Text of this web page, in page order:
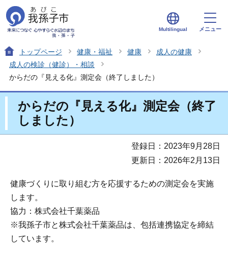
Multilingual メニュー
トップページ 健康・福祉 健康
成人の健康
成人の検診（健診）・相談
からだの『見える化』測定会（終了しました）
からだの『見える化』測定会（終了
しました）
登録日：2023年9月28日
更新日：2026年2月13日
健康づくりに取り組む方を応援するための測定会を実施
します。
協力：株式会社千葉薬品
※我孫子市と株式会社千葉薬品は、包括連携協定を締結
しています。